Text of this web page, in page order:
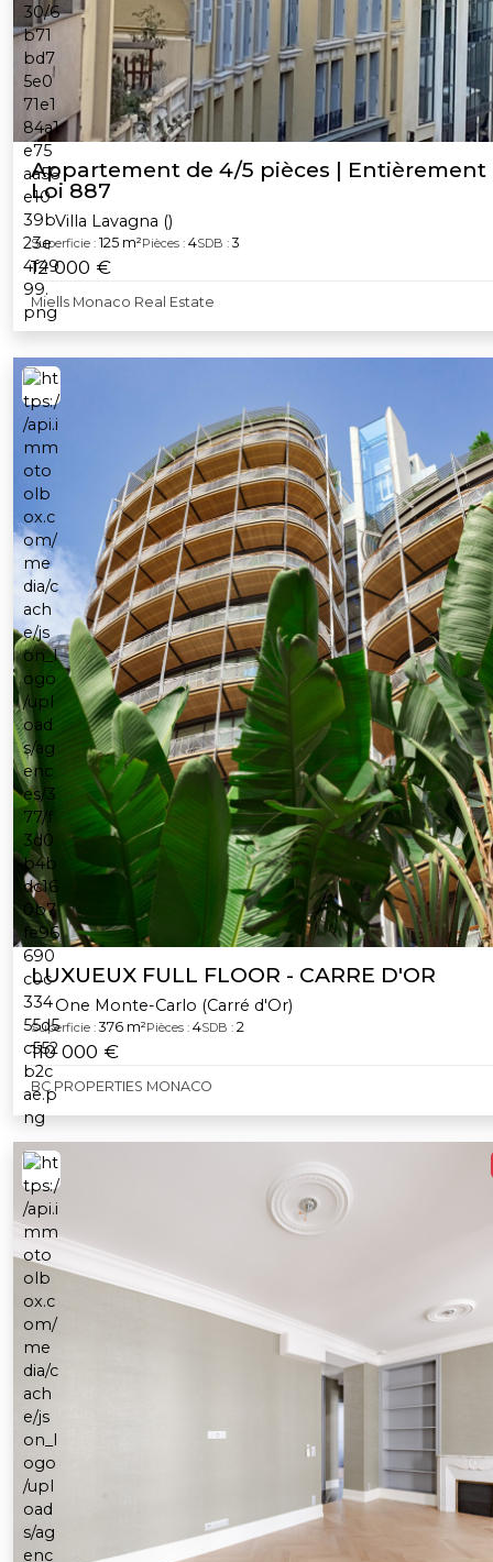
Appartement de 4/5 pièces | Entièrement
Loi 887
Villa Lavagna ()
Superficie : 125 m²Pièces : 4SDB : 3
12 000 €
Miells Monaco Real Estate
LUXUEUX FULL FLOOR - CARRE D'OR
One Monte-Carlo (Carré d'Or)
Superficie : 376 m²Pièces : 4SDB : 2
110 000 €
BC PROPERTIES MONACO